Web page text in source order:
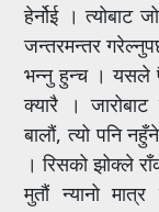
हेर्नोई । त्योबाट
जन्तरमन्तर
भन्नु हुन्च । यसले
क्यारै ।
बालौं, त्यो पनि
। रिसको झोक्ले
मुतौं न्यानो